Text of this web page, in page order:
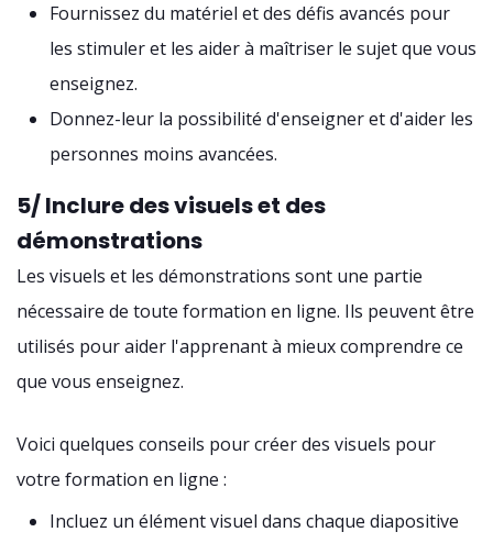
Fournissez du matériel et des défis avancés pour
les stimuler et les aider à maîtriser le sujet que vous
enseignez.
Donnez-leur la possibilité d'enseigner et d'aider les
personnes moins avancées.
5/ Inclure des visuels et des
démonstrations
Les visuels et les démonstrations sont une partie
nécessaire de toute formation en ligne. Ils peuvent être
utilisés pour aider l'apprenant à mieux comprendre ce
que vous enseignez.
Voici quelques conseils pour créer des visuels pour
votre formation en ligne :
Incluez un élément visuel dans chaque diapositive